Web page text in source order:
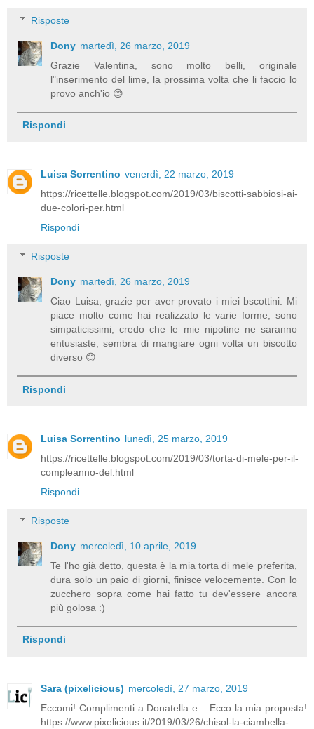
Risposte
Dony martedì, 26 marzo, 2019
Grazie Valentina, sono molto belli, originale
l"inserimento del lime, la prossima volta che li faccio lo
provo anch'io 😊
Rispondi
Luisa Sorrentino venerdì, 22 marzo, 2019
https://ricettelle.blogspot.com/2019/03/biscotti-sabbiosi-ai-
due-colori-per.html
Rispondi
Risposte
Dony martedì, 26 marzo, 2019
Ciao Luisa, grazie per aver provato i miei bscottini. Mi
piace molto come hai realizzato le varie forme, sono
simpaticissimi, credo che le mie nipotine ne saranno
entusiaste, sembra di mangiare ogni volta un biscotto
diverso 😊
Rispondi
Luisa Sorrentino lunedì, 25 marzo, 2019
https://ricettelle.blogspot.com/2019/03/torta-di-mele-per-il-
compleanno-del.html
Rispondi
Risposte
Dony mercoledì, 10 aprile, 2019
Te l'ho già detto, questa è la mia torta di mele preferita,
dura solo un paio di giorni, finisce velocemente. Con lo
zucchero sopra come hai fatto tu dev'essere ancora
più golosa :)
Rispondi
Sara (pixelicious) mercoledì, 27 marzo, 2019
Eccomi! Complimenti a Donatella e... Ecco la mia proposta!
https://www.pixelicious.it/2019/03/26/chisol-la-ciambella-